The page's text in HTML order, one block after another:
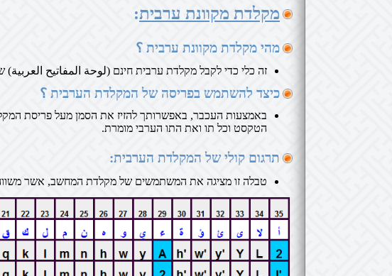
מקלדת מקוונת ערבית:
מהי מקלדת מקוונת ערבית ؟
זה כלי כדי לקבל מקלדת ערבית חינם (لوحة المفاتيح
כיצד להשתמש בפריסה של המקלדת הערבית ؟
באמצעות העכבר, באפשרותך להזיז את הסמן מעל פריסת
הטקסט וכל תו ואת התו הערבי מומרת.
תרגום קולי של המקלדת הערבית:
טבלה זו מציגה את המשתמשים של מקלדת המחשב, אשר